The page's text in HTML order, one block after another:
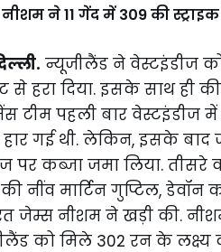
ने 11 गेंद में 309 की
न्यूजीलैंड ने वेस्टइंडीज
से हरा दिया. इसके साथ ही
टीम पहली बार वेस्टइंडीज
गई थी. लेकिन, इसके
पर कब्जा जमा लिया.
नींव मार्टिन गुप्टिल,
जेम्स नीशम ने खड़ी की.
को मिले 302 रन के लक्ष्य